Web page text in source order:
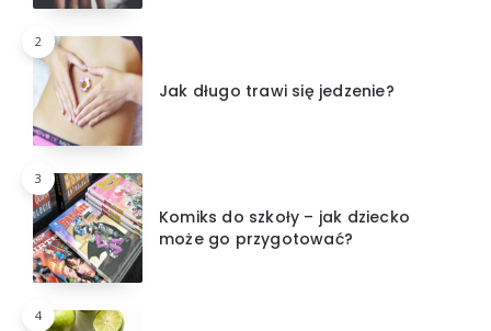
2
Jak długo trawi się jedzenie?
3
Komiks do szkoły – jak dziecko
może go przygotować?
4